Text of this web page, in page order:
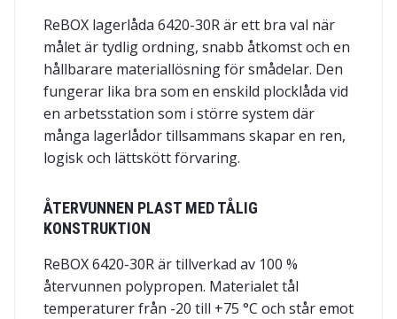
ReBOX lagerlåda 6420-30R är ett bra val när
målet är tydlig ordning, snabb åtkomst och en
hållbarare materiallösning för smådelar. Den
fungerar lika bra som en enskild plocklåda vid
en arbetsstation som i större system där
många lagerlådor tillsammans skapar en ren,
logisk och lättskött förvaring.
ÅTERVUNNEN PLAST MED TÅLIG
KONSTRUKTION
ReBOX 6420-30R är tillverkad av 100 %
återvunnen polypropen. Materialet tål
temperaturer från -20 till +75 °C och står emot